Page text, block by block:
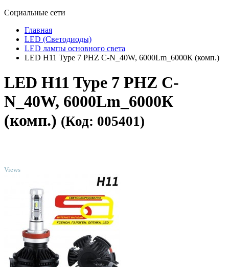
Социальные сети
Главная
LED (Светодиоды)
LED лампы основного света
LED H11 Type 7 PHZ C-N_40W, 6000Lm_6000К (комп.)
LED H11 Type 7 PHZ C-
N_40W, 6000Lm_6000К
(комп.) (Код: 005401)
Views